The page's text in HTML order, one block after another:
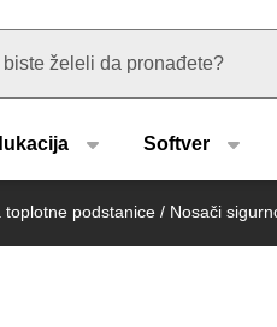
Softver
toplotne podstanice / Nosači